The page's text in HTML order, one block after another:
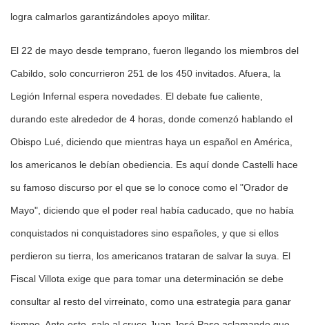
logra calmarlos garantizándoles apoyo militar.
El 22 de mayo desde temprano, fueron llegando los miembros del
Cabildo, solo concurrieron 251 de los 450 invitados. Afuera, la
Legión Infernal espera novedades. El debate fue caliente,
durando este alrededor de 4 horas, donde comenzó hablando el
Obispo Lué, diciendo que mientras haya un español en América,
los americanos le debían obediencia. Es aquí donde Castelli hace
su famoso discurso por el que se lo conoce como el "Orador de
Mayo", diciendo que el poder real había caducado, que no había
conquistados ni conquistadores sino españoles, y que si ellos
perdieron su tierra, los americanos trataran de salvar la suya. El
Fiscal Villota exige que para tomar una determinación se debe
consultar al resto del virreinato, como una estrategia para ganar